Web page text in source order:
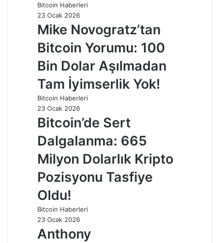
Bitcoin Haberleri
23 Ocak 2026
Mike Novogratz’tan
Bitcoin Yorumu: 100
Bin Dolar Aşılmadan
Tam İyimserlik Yok!
Bitcoin Haberleri
23 Ocak 2026
Bitcoin’de Sert
Dalgalanma: 665
Milyon Dolarlık Kripto
Pozisyonu Tasfiye
Oldu!
Bitcoin Haberleri
23 Ocak 2026
Anthony